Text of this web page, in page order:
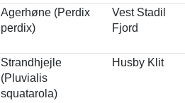
Agerhøne (Perdix
perdix)
Vest Stadil
Fjord
Strandhjejle
(Pluvialis
squatarola)
Husby Klit